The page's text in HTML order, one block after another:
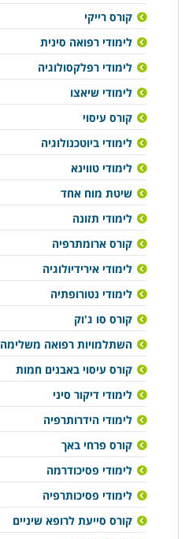
קורס רייקי
לימודי רפואה סינית
לימודי רפלקסולוגיה
לימודי שיאצו
קורס עיסוי
לימודי ביוטכנולוגיה
לימודי טווינא
שיטת מוח אחד
לימודי תזונה
קורס ארומתרפיה
לימודי אירידיולוגיה
לימודי נטורופתיה
קורס סו ג'וק
השתלמויות רפואה משלימה
קורס עיסוי באבנים חמות
לימודי דיקור סיני
לימודי הידרותרפיה
קורס פרחי באך
לימודי פסיכודרמה
לימודי פסיכותרפיה
קורס סייעת לרופא שיניים